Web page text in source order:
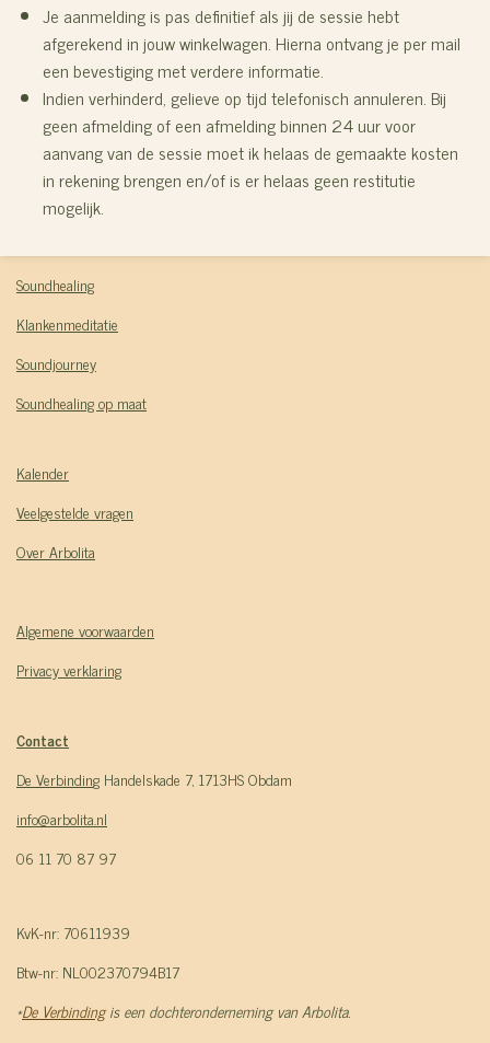
Je aanmelding is pas definitief als jij de sessie hebt
afgerekend in jouw winkelwagen. Hierna ontvang je per mail
een bevestiging met verdere informatie.
Indien verhinderd, gelieve op tijd telefonisch annuleren. Bij
geen afmelding of een afmelding binnen 24 uur voor
aanvang van de sessie moet ik helaas de gemaakte kosten
in rekening brengen en/of is er helaas geen restitutie
mogelijk.
Soundhealing
Klankenmeditatie
Soundjourney
Soundhealing op maat
Kalender
Veelgestelde vragen
Over Arbolita
Algemene voorwaarden
Privacy verklaring
Contact
De Verbinding Handelskade 7, 1713HS Obdam
info@arbolita.nl
06 11 70 87 97
KvK-nr: 70611939
Btw-nr: NL002370794B17
*De Verbindingis een dochteronderneming van Arbolita.